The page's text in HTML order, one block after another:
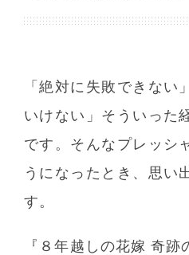
「絶対に失敗できない
いけない」そういった
です。そんなプレッシ
うになったとき、思い
す。
『８年越しの花嫁 奇